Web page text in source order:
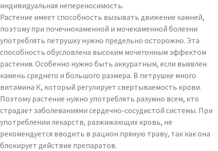
индивидуальная непереносимость.
Растение имеет способность вызывать движение камней,
поэтому при почечнокаменной и мочекаменной болезни
употреблять петрушку нужно предельно осторожно. Эта
способность обусловлена высоким мочегонным эффектом
растения. Особенно нужно быть аккуратным, если выявлен
камень среднего и большого размера. В петрушке много
витамина К, который регулирует свертываемость крови.
Поэтому растение нужно употреблять разумно всем, кто
страдает заболеваниями сердечно-сосудистой системы. При
употреблении лекарств, разжижающих кровь, не
рекомендуется вводить в рацион пряную траву, так как она
блокирует действие препаратов.